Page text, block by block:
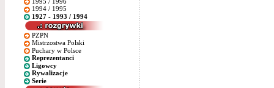
1994 / 1995
1927 - 1993 / 1994
PZPN
Mistrzostwa Polski
Puchary w Polsce
Reprezentanci
Ligowcy
Rywalizacje
Serie